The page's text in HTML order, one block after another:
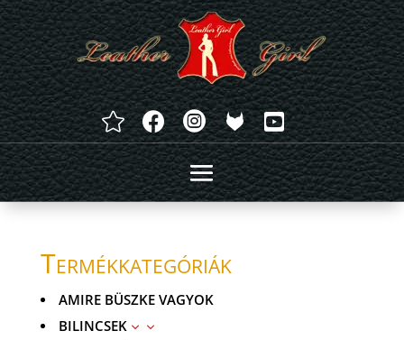
   
Termékkategóriák
AMIRE BÜSZKE VAGYOK
BILINCSEK
3